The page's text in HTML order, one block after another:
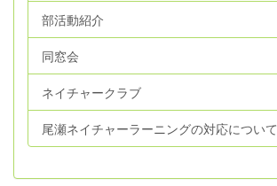
部活動紹介
同窓会
ネイチャークラブ
尾瀬ネイチャーラーニングの対応について